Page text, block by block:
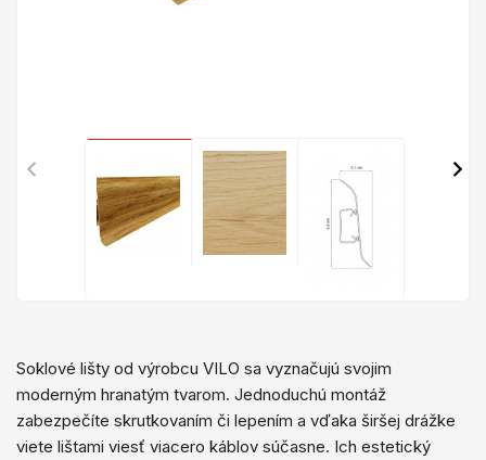
Soklové lišty od výrobcu VILO sa vyznačujú svojim
moderným hranatým tvarom. Jednoduchú montáž
zabezpečíte skrutkovaním či lepením a vďaka širšej drážke
viete lištami viesť viacero káblov súčasne. Ich estetický